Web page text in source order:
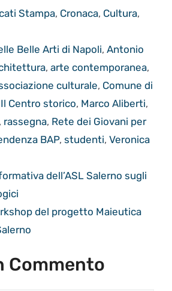
Stampa, Cronaca, Cultura,
Belle Arti di Napoli,Antonio
, arte contemporanea,
culturale, Comune di
Il Centro storico, Marco Aliberti,
, rassegna, Rete dei Giovani per
BAP, studenti, Veronica
dell’ASL Salerno sugli
del progetto Maieutica
Commento